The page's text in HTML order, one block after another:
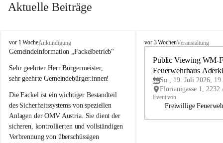
Aktuelle Beiträge
A
d
r
k
a
a
vor 1 WocheAnkündigung
Gemeindeinformation „Fackelbetrieb“
Sehr geehrter Herr Bürgermeister,
sehr geehrte Gemeindebürger:innen!
Die Fackel ist ein wichtiger Bestandteil
des Sicherheitssystems von speziellen
Anlagen der OMV Austria. Sie dient der
sicheren, kontrollierten und vollständigen
Verbrennung von überschüssigen
A
vor 3 WochenVeranstaltung
Public Viewing WM-
Feuerwehrhaus
So., 19. Juli 2026,
Event von
Freiwillige